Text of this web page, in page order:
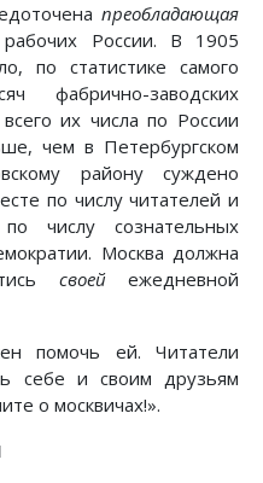
преобладающая
рабочих России. В 1905
по статистике самого
фабрично-заводских
всего их числа по России
чем в Петербургском
району суждено
по числу читателей и
числу сознательных
Москва должна
своейежедневной
помочь ей. Читатели
себе и своим друзьям
о москвичах!».